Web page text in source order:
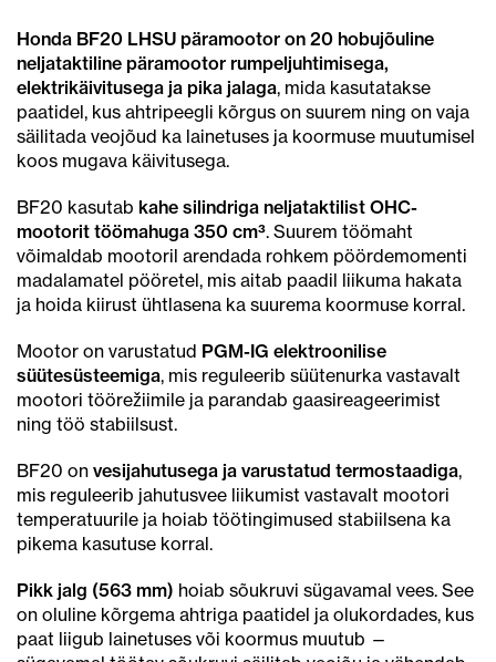
Honda BF20 LHSU päramootor on 20 hobujõuline
neljataktiline päramootor rumpeljuhtimisega,
elektrikäivitusega ja pika jalaga, mida kasutatakse
paatidel, kus ahtripeegli kõrgus on suurem ning on vaja
säilitada veojõud ka lainetuses ja koormuse muutumisel
koos mugava käivitusega.
BF20 kasutab kahe silindriga neljataktilist OHC-
mootorit töömahuga 350 cm³. Suurem töömaht
võimaldab mootoril arendada rohkem pöördemomenti
madalamatel pööretel, mis aitab paadil liikuma hakata
ja hoida kiirust ühtlasena ka suurema koormuse korral.
Mootor on varustatud PGM-IG elektroonilise
süütesüsteemiga, mis reguleerib süütenurka vastavalt
mootori töörežiimile ja parandab gaasireageerimist
ning töö stabiilsust.
BF20 on vesijahutusega ja varustatud termostaadiga,
mis reguleerib jahutusvee liikumist vastavalt mootori
temperatuurile ja hoiab töötingimused stabiilsena ka
pikema kasutuse korral.
Pikk jalg (563 mm) hoiab sõukruvi sügavamal vees. See
on oluline kõrgema ahtriga paatidel ja olukordades, kus
paat liigub lainetuses või koormus muutub —